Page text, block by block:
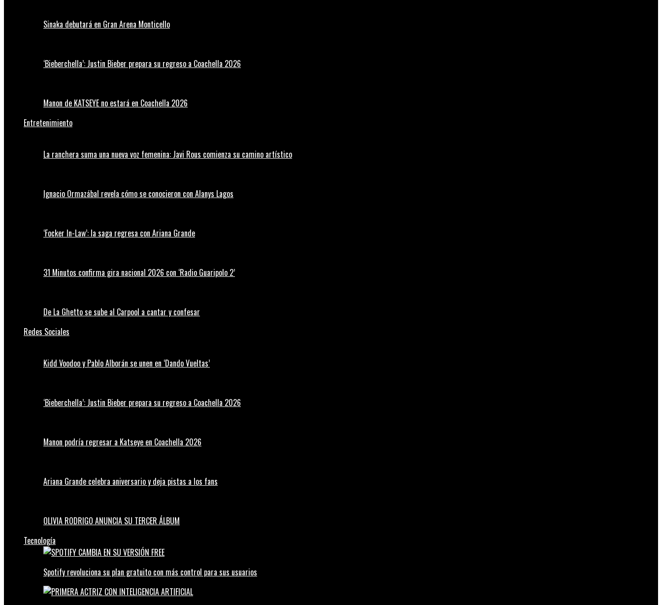
Sinaka debutará en Gran Arena Monticello
‘Bieberchella’: Justin Bieber prepara su regreso a Coachella 2026
Manon de KATSEYE no estará en Coachella 2026
Entretenimiento
La ranchera suma una nueva voz femenina: Javi Rous comienza su camino artístico
Ignacio Ormazábal revela cómo se conocieron con Alanys Lagos
‘Focker In-Law’: la saga regresa con Ariana Grande
31 Minutos confirma gira nacional 2026 con ‘Radio Guaripolo 2’
De La Ghetto se sube al Carpool a cantar y confesar
Redes Sociales
Kidd Voodoo y Pablo Alborán se unen en ‘Dando Vueltas’
‘Bieberchella’: Justin Bieber prepara su regreso a Coachella 2026
Manon podría regresar a Katseye en Coachella 2026
Ariana Grande celebra aniversario y deja pistas a los fans
OLIVIA RODRIGO ANUNCIA SU TERCER ÁLBUM
Tecnología
Spotify revoluciona su plan gratuito con más control para sus usuarios